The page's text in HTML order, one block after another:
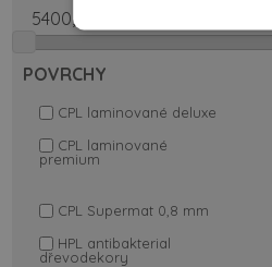
POVRCHY
CPL laminované deluxe
CPL laminované
premium
CPL Supermat 0,8 mm
HPL antibakterial
dřevodekory